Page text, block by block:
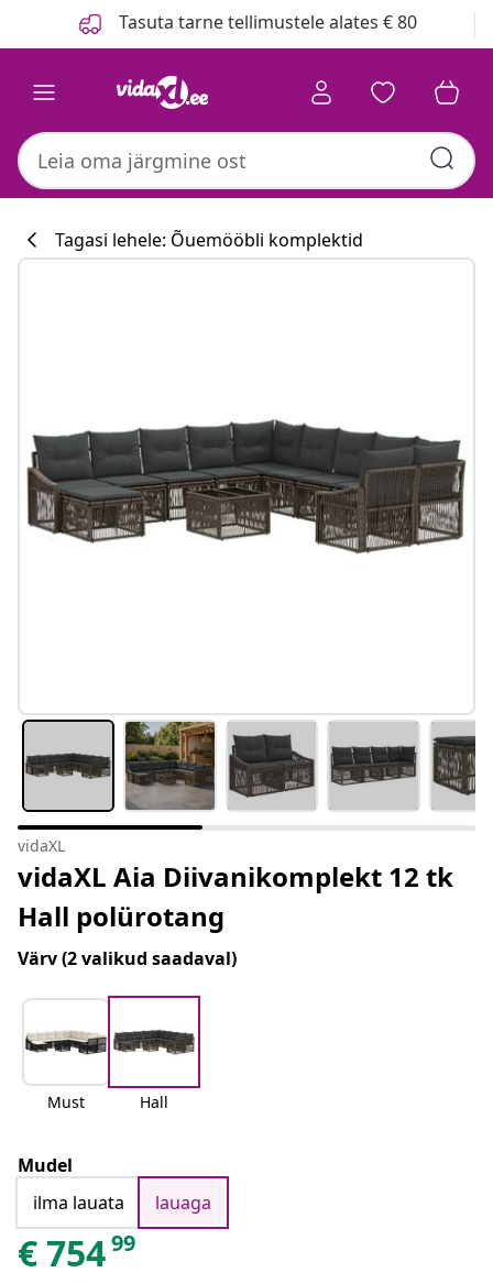
Tasuta tarne tellimustele alates € 80
#sharemevidaxl
Tagasi lehele: Õuemööbli komplektid
vidaXL
vidaXL Aia Diivanikomplekt 12 tk
Hall polürotang
Värv(2 valikud saadaval)
Must Hall
Mudel
ilma lauata
lauaga
€75499